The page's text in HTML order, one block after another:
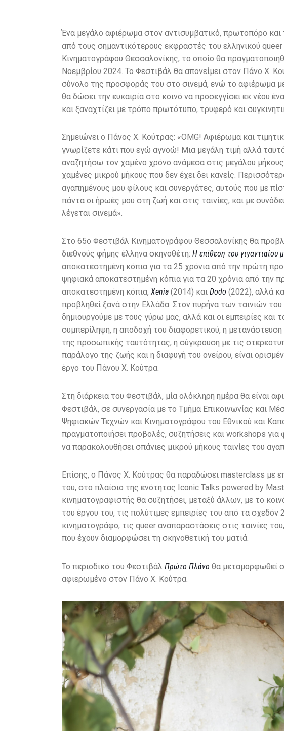
b
o
o
k
er
e
Ένα μεγάλο αφιέρωμα στον αντισυμβατικό, πρωτοπόρο
από τους σημαντικότερους εκφραστές του ελληνικού
Κινηματογράφου Θεσσαλονίκης, το οποίο θα
Νοεμβρίου 2024. Το Φεστιβάλ θα απονείμει στον Πάνο Χ.
σύνολο της προσφοράς του στο σινεμά, ενώ το αφιέρωμα
θα δώσει την ευκαιρία στο κοινό να προσεγγίσει εκ νέου
και ξαναχτίζει με τρόπο πρωτότυπο, τρυφερό και
Σημειώνει ο Πάνος Χ. Κούτρας: «OMG! Αφιέρωμα και
γνωρίζετε κάτι που εγώ αγνοώ! Μια μεγάλη τιμή αλλά
αναζητήσω τον χαμένο χρόνο ανάμεσα στις μεγάλου μήκους
χαμένες μικρού μήκους που δεν έχει δει κανείς.
αγαπημένους μου φίλους και συνεργάτες, αυτούς που με
πάντα οι ήρωές μου στη ζωή και στις ταινίες, και με
λέγεται σινεμά».
Στο 65ο Φεστιβάλ Κινηματογράφου Θεσσαλονίκης θα
διεθνούς φήμης έλληνα σκηνοθέτη: Η επίθεση του γιγαντιαίου
αποκατεστημένη κόπια για τα 25 χρόνια από την πρώτη
ψηφιακά αποκατεστημένη κόπια για τα 20 χρόνια από την
αποκατεστημένη κόπια, Xenia (2014) και Dodo (2022), αλλά
προβληθεί ξανά στην Ελλάδα. Στον πυρήνα των ταινιών του
δημιουργούμε με τους γύρω μας, αλλά και οι εμπειρίες και
συμπερίληψη, η αποδοχή του διαφορετικού, η
της προσωπικής ταυτότητας, η σύγκρουση με τις
παράλογο της ζωής και η διαφυγή του ονείρου, είναι
έργο του Πάνου Χ. Κούτρα.
Στη διάρκεια του Φεστιβάλ, μία ολόκληρη ημέρα θα είναι
Φεστιβάλ, σε συνεργασία με το Τμήμα Επικοινωνίας και
Ψηφιακών Τεχνών και Κινηματογράφου του Εθνικού και
πραγματοποιήσει προβολές, συζητήσεις και workshops για
να παρακολουθήσει σπάνιες μικρού μήκους ταινίες του
Επίσης, ο Πάνος Χ. Κούτρας θα παραδώσει masterclass με
του, στο πλαίσιο της ενότητας Iconic Talks powered by
κινηματογραφιστής θα συζητήσει, μεταξύ άλλων, με το
του έργου του, τις πολύτιμες εμπειρίες του από τα σχεδόν
κινηματογράφο, τις queer αναπαραστάσεις στις ταινίες
που έχουν διαμορφώσει τη σκηνοθετική του ματιά.
Το περιοδικό του Φεστιβάλ Πρώτο Πλάνο θα μεταμορφωθεί
αφιερωμένο στον Πάνο Χ. Κούτρα.